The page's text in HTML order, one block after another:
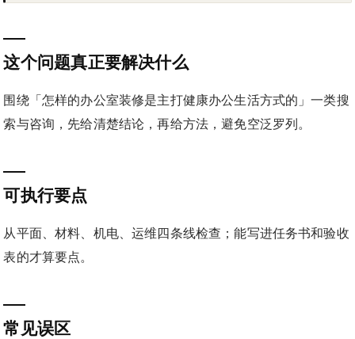
这个问题真正要解决什么
围绕「怎样的办公室装修是主打健康办公生活方式的」一类搜
索与咨询，先给清楚结论，再给方法，避免空泛罗列。
可执行要点
从平面、材料、机电、运维四条线检查；能写进任务书和验收
表的才算要点。
常见误区